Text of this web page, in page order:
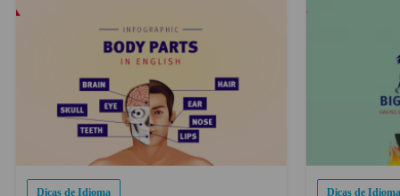
Dicas de Idioma
Dicas de Idioma